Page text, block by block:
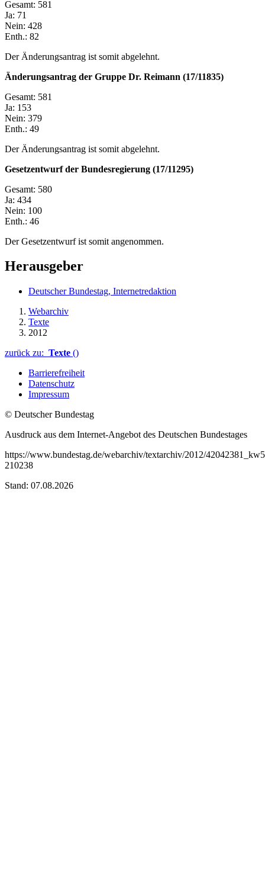
Gesamt: 581
Ja: 71
Nein: 428
Enth.: 82
Der Änderungsantrag ist somit abgelehnt.
Änderungsantrag der Gruppe Dr. Reimann (17/11835)
Gesamt: 581
Ja: 153
Nein: 379
Enth.: 49
Der Änderungsantrag ist somit abgelehnt.
Gesetzentwurf der Bundesregierung (17/11295)
Gesamt: 580
Ja: 434
Nein: 100
Enth.: 46
Der Gesetzentwurf ist somit angenommen.
Herausgeber
Deutscher Bundestag, Internetredaktion
Webarchiv
Texte
2012
zurück zu: Texte ()
Barrierefreiheit
Datenschutz
Impressum
© Deutscher Bundestag
Ausdruck aus dem Internet-Angebot des Deutschen Bundestages
https://www.bundestag.de/webarchiv/textarchiv/2012/
210238
Stand: 07.08.2026